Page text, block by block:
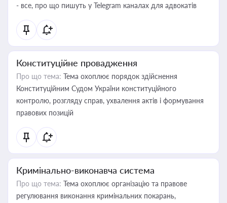
- все, про що пишуть у Telegram каналах для адвокатів
Конституційне провадження
Про що тема: Тема охоплює порядок здійснення
Конституційним Судом України конституційного
контролю, розгляду справ, ухвалення актів і формування
правових позицій
Кримінально-виконавча система
Про що тема: Тема охоплює організацію та правове
регулювання виконання кримінальних покарань,